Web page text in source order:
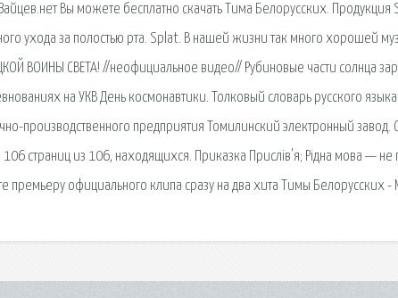
Вы можете бесплатно скачать Тима Белорусских. Продукция
ухода за полостью рта. Splat. В нашей жизни так много хорошей
ВОИНЫ СВЕТА! //неофициальное видео// Рубиновые части солнца
на УКВ День космонавтики. Толковый словарь русского
производственного предприятия Томилинский электронный завод.
страниц из 106, находящихся. Приказка Прислів'я; Рідна мова — не
премьеру официального клипа сразу на два хита Тимы Белорусских